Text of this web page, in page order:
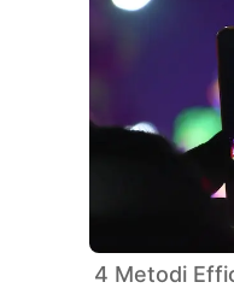
4 Metodi